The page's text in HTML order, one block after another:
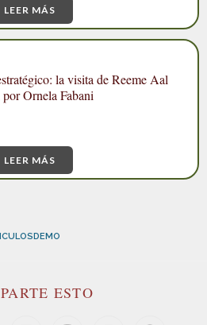
LEER MÁS
la visita de Reeme Aal
Ornela Fabani
LEER MÁS
ESTO